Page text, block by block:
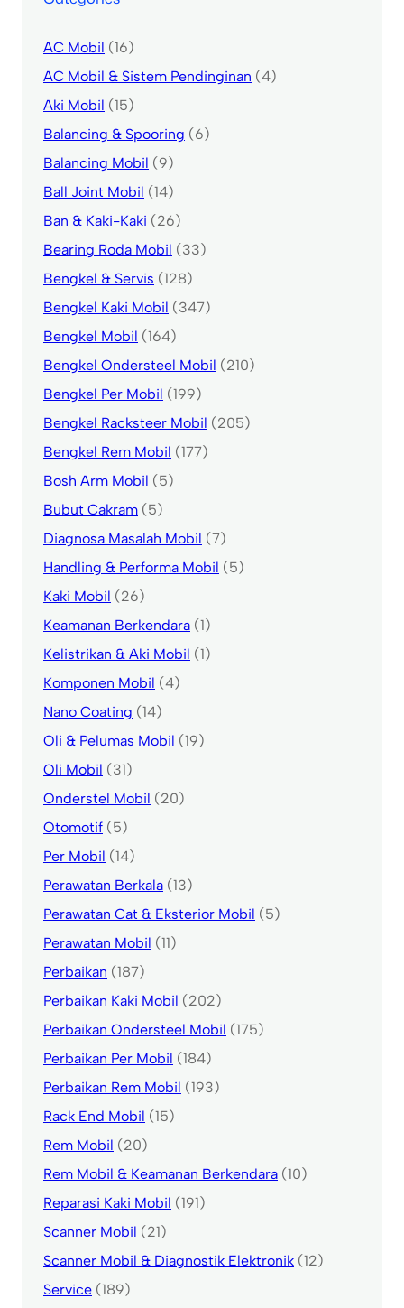
AC Mobil (16)
AC Mobil & Sistem Pendinginan (4)
Aki Mobil (15)
Balancing & Spooring (6)
Balancing Mobil (9)
Ball Joint Mobil (14)
Ban & Kaki-Kaki (26)
Bearing Roda Mobil (33)
Bengkel & Servis (128)
Bengkel Kaki Mobil (347)
Bengkel Mobil (164)
Bengkel Ondersteel Mobil (210)
Bengkel Per Mobil (199)
Bengkel Racksteer Mobil (205)
Bengkel Rem Mobil (177)
Bosh Arm Mobil (5)
Bubut Cakram (5)
Diagnosa Masalah Mobil (7)
Handling & Performa Mobil (5)
Kaki Mobil (26)
Keamanan Berkendara (1)
Kelistrikan & Aki Mobil (1)
Komponen Mobil (4)
Nano Coating (14)
Oli & Pelumas Mobil (19)
Oli Mobil (31)
Onderstel Mobil (20)
Otomotif (5)
Per Mobil (14)
Perawatan Berkala (13)
Perawatan Cat & Eksterior Mobil (5)
Perawatan Mobil (11)
Perbaikan (187)
Perbaikan Kaki Mobil (202)
Perbaikan Ondersteel Mobil (175)
Perbaikan Per Mobil (184)
Perbaikan Rem Mobil (193)
Rack End Mobil (15)
Rem Mobil (20)
Rem Mobil & Keamanan Berkendara (10)
Reparasi Kaki Mobil (191)
Scanner Mobil (21)
Scanner Mobil & Diagnostik Elektronik (12)
Service (189)